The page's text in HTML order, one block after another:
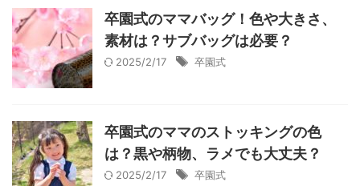
卒園式のママバッグ！色や大きさ、
素材は？サブバッグは必要？
2025/2/17 卒園式
卒園式のママのストッキングの色
は？黒や柄物、ラメでも大丈夫？
2025/2/17 卒園式